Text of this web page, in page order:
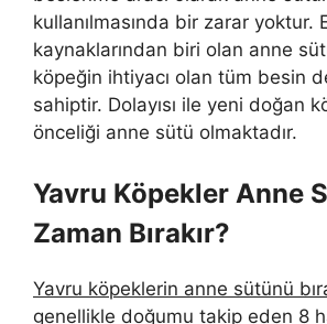
kullanılmasında bir zarar yoktur.
kaynaklarından biri olan anne
köpeğin ihtiyacı olan tüm besin
sahiptir. Dolayısı ile yeni doğan
önceliği anne sütü olmaktadır.
Yavru Köpekler Anne
Zaman Bırakır?
Yavru köpeklerin anne sütünü
genellikle doğumu takip eden 8